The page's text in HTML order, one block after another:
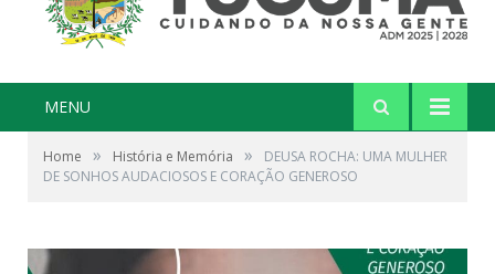
MENU
Home » História e Memória »
DEUSA ROCHA: UMA MULHER
DE SONHOS AUDACIOSOS E CORAÇÃO GENEROSO